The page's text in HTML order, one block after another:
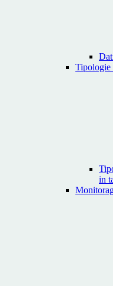
Tipologie
in